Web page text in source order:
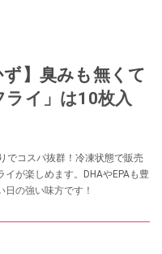
ず】臭みも無くて
イ」は10枚入
でコスパ抜群！冷凍状態で販売
が楽しめます。DHAやEPAも豊
の強い味方です！